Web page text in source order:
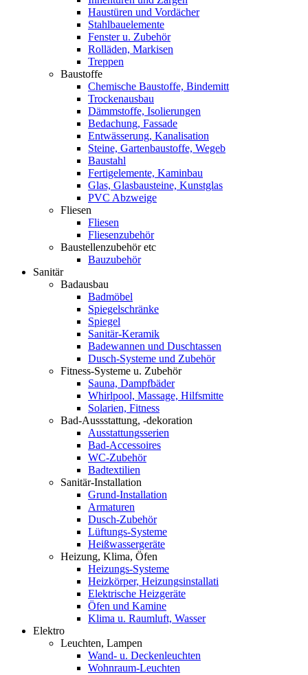
Haustüren und Vordächer
Stahlbauelemente
Fenster u. Zubehör
Rolläden, Markisen
Treppen
Baustoffe
Chemische Baustoffe, Bindemitt
Trockenausbau
Dämmstoffe, Isolierungen
Bedachung, Fassade
Entwässerung, Kanalisation
Steine, Gartenbaustoffe, Wegeb
Baustahl
Fertigelemente, Kaminbau
Glas, Glasbausteine, Kunstglas
PVC Abzweige
Fliesen
Fliesen
Fliesenzubehör
Baustellenzubehör etc
Bauzubehör
Sanitär
Badausbau
Badmöbel
Spiegelschränke
Spiegel
Sanitär-Keramik
Badewannen und Duschtassen
Dusch-Systeme und Zubehör
Fitness-Systeme u. Zubehör
Sauna, Dampfbäder
Whirlpool, Massage, Hilfsmitte
Solarien, Fitness
Bad-Aussstattung, -dekoration
Ausstattungsserien
Bad-Accessoires
WC-Zubehör
Badtextilien
Sanitär-Installation
Grund-Installation
Armaturen
Dusch-Zubehör
Lüftungs-Systeme
Heißwassergeräte
Heizung, Klima, Öfen
Heizungs-Systeme
Heizkörper, Heizungsinstallati
Elektrische Heizgeräte
Öfen und Kamine
Klima u. Raumluft, Wasser
Elektro
Leuchten, Lampen
Wand- u. Deckenleuchten
Wohnraum-Leuchten